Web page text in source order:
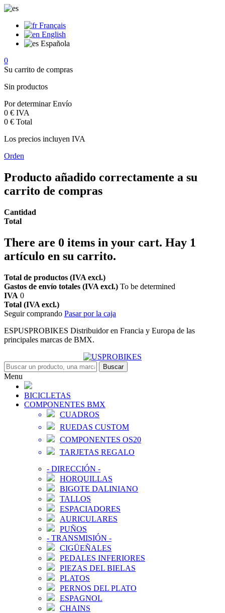
Français
English
Española
0
Su carrito de compras
Sin productos
Por determinarEnvío
0 € IVA
0 € Total
Los precios incluyen IVA
Orden
Producto añadido correctamente a su
carrito de compras
Cantidad
Total
There are 0 items in your cart. Hay 1
artículo en su carrito.
Total de productos (IVA excl.)
Gastos de envío totales (IVA excl.) To be determined
IVA 0
Total (IVA excl.)
Seguir comprando Pasar por la caja
ESPUSPROBIKES Distribuidor en Francia y Europa de las
principales marcas de BMX.
Buscar
Menu
BICICLETAS
COMPONENTES BMX
CUADROS
RUEDAS CUSTOM
COMPONENTES OS20
TARJETAS REGALO
- DIRECCIÓN -
HORQUILLAS
BIGOTE DALINIANO
TALLOS
ESPACIADORES
AURICULARES
PUÑOS
- TRANSMISIÓN -
CIGÜEÑALES
PEDALES INFERIORES
PIEZAS DEL BIELAS
PLATOS
PERNOS DEL PLATO
ESPAGNOL
CHAINS